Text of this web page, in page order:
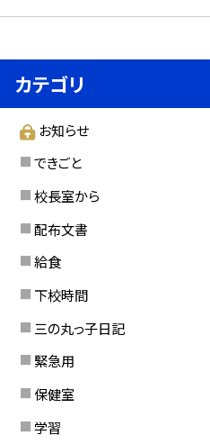
カテゴリ
お知らせ
できごと
校長室から
配布文書
給食
下校時間
三の丸っ子日記
緊急用
保健室
学習